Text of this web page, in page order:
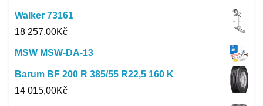
Walker 73161
18 257,00Kč
MSW MSW-DA-13
Barum BF 200 R 385/55 R22,5 160 K
14 015,00Kč